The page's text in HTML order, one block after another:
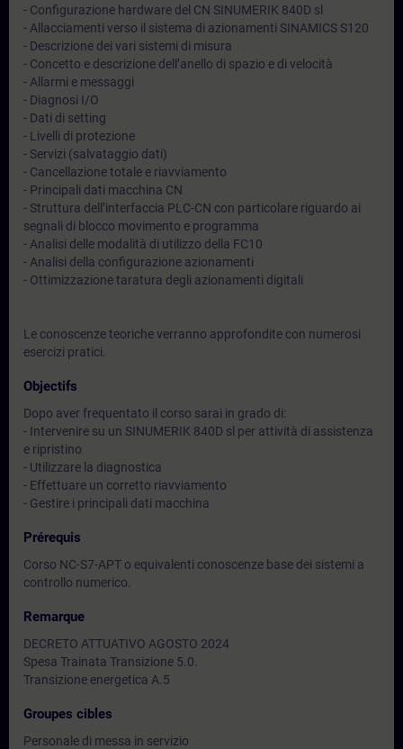
- Configurazione hardware del CN SINUMERIK 840D sl
- Allacciamenti verso il sistema di azionamenti SINAMICS S120
- Descrizione dei vari sistemi di misura
- Concetto e descrizione dell’anello di spazio e di velocità
- Allarmi e messaggi
- Diagnosi I/O
- Dati di setting
- Livelli di protezione
- Servizi (salvataggio dati)
- Cancellazione totale e riavviamento
- Principali dati macchina CN
- Struttura dell’interfaccia PLC-CN con particolare riguardo ai
segnali di blocco movimento e programma
- Analisi delle modalità di utilizzo della FC10
- Analisi della configurazione azionamenti
- Ottimizzazione taratura degli azionamenti digitali
Le conoscenze teoriche verranno approfondite con numerosi
esercizi pratici.
Objectifs
Dopo aver frequentato il corso sarai in grado di:
- Intervenire su un SINUMERIK 840D sl per attività di assistenza
e ripristino
- Utilizzare la diagnostica
- Effettuare un corretto riavviamento
- Gestire i principali dati macchina
Prérequis
Corso NC-S7-APT o equivalenti conoscenze base dei sistemi a
controllo numerico.
Remarque
DECRETO ATTUATIVO AGOSTO 2024
Spesa Trainata Transizione 5.0.
Transizione energetica A.5
Groupes cibles
Personale di messa in servizio